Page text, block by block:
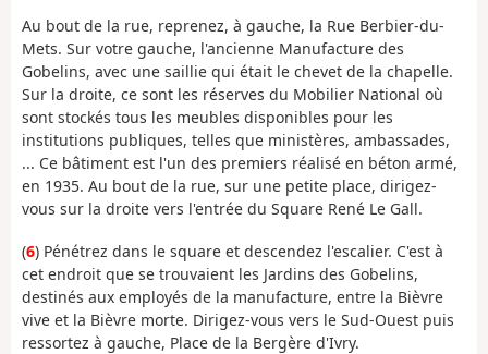
Au bout de la rue, reprenez, à gauche, la Rue Berbier-du-
Mets. Sur votre gauche, l'ancienne Manufacture des
Gobelins, avec une saillie qui était le chevet de la chapelle.
Sur la droite, ce sont les réserves du Mobilier National où
sont stockés tous les meubles disponibles pour les
institutions publiques, telles que ministères, ambassades,
... Ce bâtiment est l'un des premiers réalisé en béton armé,
en 1935. Au bout de la rue, sur une petite place, dirigez-
vous sur la droite vers l'entrée du Square René Le Gall.
(6) Pénétrez dans le square et descendez l'escalier. C'est à
cet endroit que se trouvaient les Jardins des Gobelins,
destinés aux employés de la manufacture, entre la Bièvre
vive et la Bièvre morte. Dirigez-vous vers le Sud-Ouest puis
ressortez à gauche, Place de la Bergère d'Ivry.